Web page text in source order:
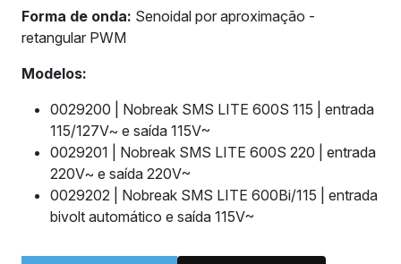
Forma de onda: Senoidal por aproximação -
retangular PWM
Modelos:
0029200 | Nobreak SMS LITE 600S 115 | entrada
115/127V~ e saída 115V~
0029201 | Nobreak SMS LITE 600S 220 | entrada
220V~ e saída 220V~
0029202 | Nobreak SMS LITE 600Bi/115 | entrada
bivolt automático e saída 115V~